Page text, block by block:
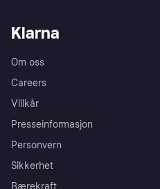
Klarna
Om oss
Careers
Villkår
Presseinformasjon
Personvern
Sikkerhet